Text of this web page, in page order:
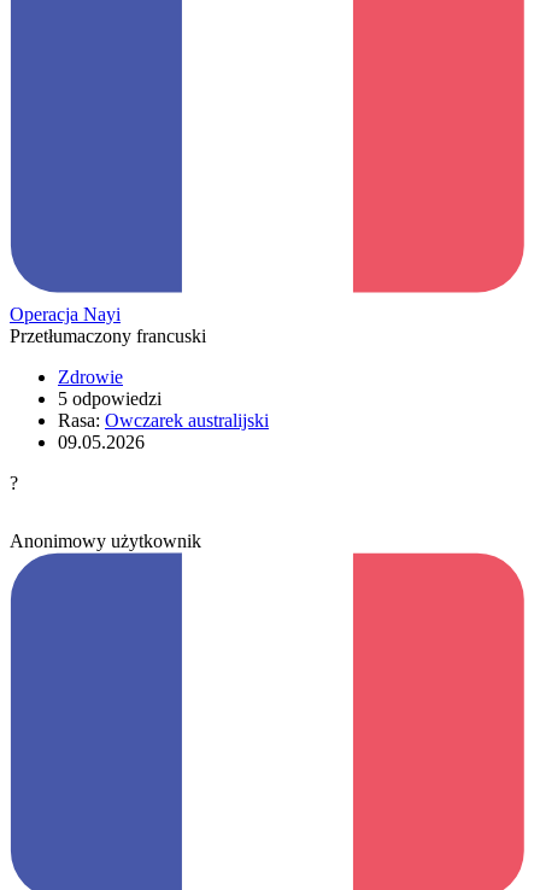
Operacja Nayi
Przetłumaczony francuski
Zdrowie
5 odpowiedzi
Rasa: Owczarek australijski
09.05.2026
?
Anonimowy użytkownik